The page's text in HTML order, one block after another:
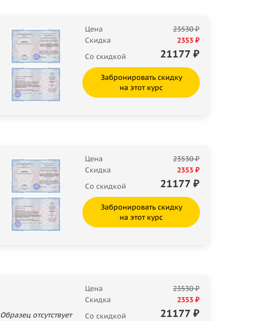
Цена
23530 ₽
Скидка
2353 ₽
Со скидкой
21177 ₽
Забронировать скидку
на этот курс
Цена
23530 ₽
Скидка
2353 ₽
Со скидкой
21177 ₽
Забронировать скидку
на этот курс
Образец отсутствует
Цена
23530 ₽
Скидка
2353 ₽
Со скидкой
21177 ₽